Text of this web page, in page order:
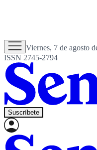
Viernes, 7 de agosto
ISSN 2745-2794
Suscríbete